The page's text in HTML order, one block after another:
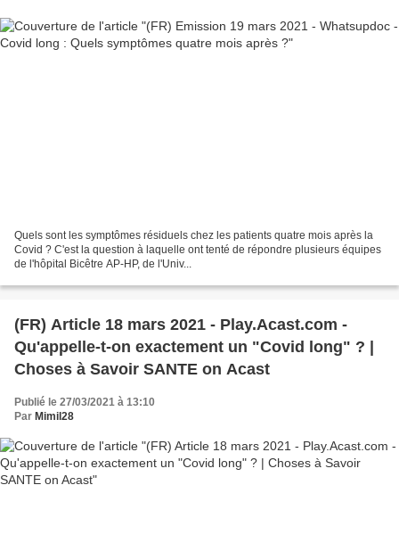
Quels sont les symptômes résiduels chez les patients quatre mois après la
Covid ? C'est la question à laquelle ont tenté de répondre plusieurs équipes
de l'hôpital Bicêtre AP-HP, de l'Univ...
(FR) Article 18 mars 2021 - Play.Acast.com -
Qu'appelle-t-on exactement un "Covid long" ? |
Choses à Savoir SANTE on Acast
Publié le 27/03/2021 à 13:10
Par Mimil28